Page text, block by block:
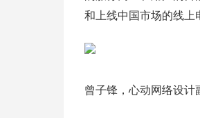
和上线中国市场的线上
曾子锋，心动网络设计